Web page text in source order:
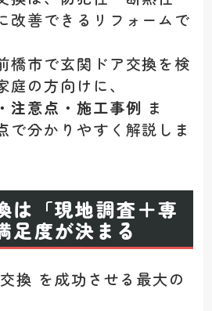
改善できるリフォームで
橋市で玄関ドア交換を検
の方向けに、
注意点・施工事例 ま
で分かりやすく解説しま
は「現地調査＋専
足度が決まる
換 を成功させる最大の